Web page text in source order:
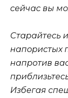
сейчас вы
Старайтесь
напористых
напротив
Избегая